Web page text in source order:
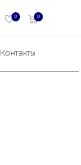
0 0
Контакты